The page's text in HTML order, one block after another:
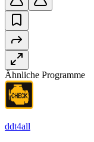
Ähnliche Programme
ddt4all